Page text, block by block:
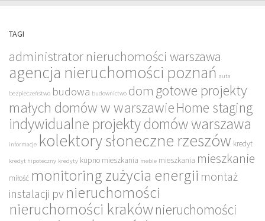
TAGI
administrator nieruchomości warszawa
agencja nieruchomości poznań auta
bezpieczeństwo budowa budownictwo dom gotowe projekty
małych domów w warszawie Home staging
indywidualne projekty domów warszawa
informacje kolektory słoneczne rzeszów kredyt
kredyt hipoteczny kredyty kupno mieszkania meble mieszkania mieszkanie
miłość monitoring zużycia energii montaż
instalacji pv nieruchomości
nieruchomości krakównieruchomości